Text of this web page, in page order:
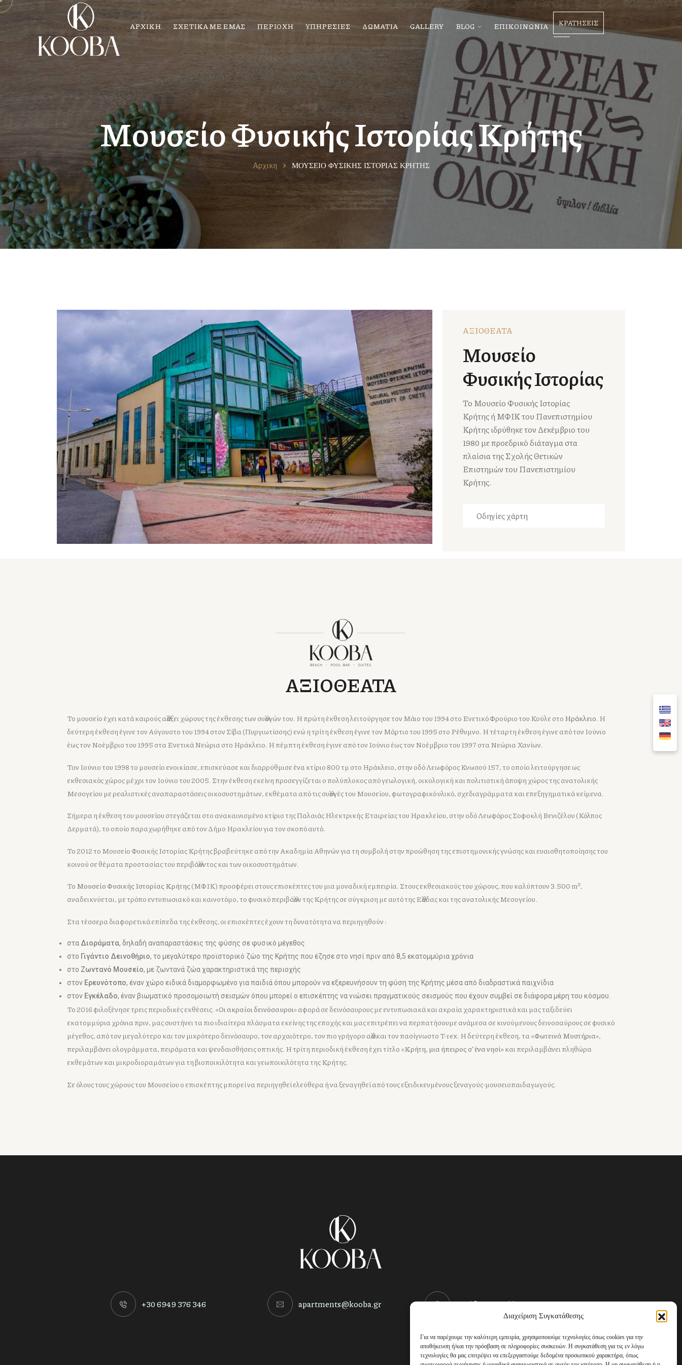
Διαχείριση Συγκατάθεσης
Για να παρέχουμε την καλύτερη εμπειρία, χρησιμοποιούμε τεχνολογίες όπως cookies για την
αποθήκευση ή/και την πρόσβαση σε πληροφορίες συσκευών. Η συγκατάθεση για τις εν λόγω
τεχνολογίες θα μας επιτρέψει να επεξεργαστούμε δεδομένα προσωπικού χαρακτήρα, όπως
ΑΡΧΙΚΗ ΣΧΕΤΙΚΑ ΜΕ ΕΜΑΣ ΠΕΡΙΟΧΗ ΥΠΗΡΕΣΙΕΣ ΔΩΜΑΤΙΑ GALLERY BLOG ΕΠΙΚΟΙΝΩΝΙΑ ΚΡΑΤΗΣΕΙΣ
Μουσείο Φυσικής Ιστορίας Κρήτης
Αρχικη ΜΟΥΣΕΙΟ ΦΥΣΙΚΗΣ ΙΣΤΟΡΙΑΣ ΚΡΗΤΗΣ
ΑΞΙΟΘΕΑΤΑ
Μουσείο
Φυσικής Ιστορίας
Το Μουσείο Φυσικής Ιστορίας
Κρήτης ή ΜΦΙΚ του Πανεπιστημίου
Κρήτης ιδρύθηκε τον Δεκέμβριο του
1980 με προεδρικό διάταγμα στα
πλαίσια της Σχολής Θετικών
Επιστημών του Πανεπιστημίου
Κρήτης.
Οδηγίες χάρτη
ΑΞΙΟΘΕΑΤΑ
Το μουσείο έχει κατά καιρούς αλλάξει χώρους της έκθεσης των συλλογών του. Η πρώτη έκθεση λειτούργησε τον Μάιο του 1994 στο Ενετικό Φρούριο του Κούλε στο Ηράκλειο. Η
δεύτερη έκθεση έγινε τον Αύγουστο του 1994 στον Σίβα (Πυργιωτίσσης) ενώ η τρίτη έκθεση έγινε τον Μάρτιο του 1995 στο Ρέθυμνο. Η τέταρτη έκθεση έγινε από τον Ιούνιο
έως τον Νοέμβριο του 1995 στα Ενετικά Νεώρια στο Ηράκλειο. Η πέμπτη έκθεση έγινε από τον Ιούνιο έως τον Νοέμβριο του 1997 στα Νεώρια Χανίων.
Τον Ιούνιο του 1998 το μουσείο ενοικίασε, επισκεύασε και διαρρύθμισε ένα κτίριο 800 τμ στο Ηράκλειο, στην οδό Λεωφόρος Κνωσού 157, το οποίο λειτούργησε ως
εκθεσιακός χώρος μέχρι τον Ιούνιο του 2005. Στην έκθεση εκείνη προσεγγίζεται ο πολύπλοκος από γεωλογική, οικολογική και πολιτιστική άποψη χώρος της ανατολικής
Μεσογείου με ρεαλιστικές αναπαραστάσεις οικοσυστημάτων, εκθέματα από τις συλλογές του Μουσείου, φωτογραφικό υλικό, σχεδιαγράμματα και επεξηγηματικά κείμενα.
Σήμερα η έκθεση του μουσείου στεγάζεται στο ανακαινισμένο κτίριο της Παλαιάς Ηλεκτρικής Εταιρείας του Ηρακλείου, στην οδό Λεωφόρος Σοφοκλή Βενιζέλου (Κόλπος
Δερματά), το οποίο παραχωρήθηκε από τον Δήμο Ηρακλείου για τον σκοπό αυτό.
Το 2012 το Μουσείο Φυσικής Ιστορίας Κρήτης βραβεύτηκε από την Ακαδημία Αθηνών για τη συμβολή στην προώθηση της επιστημονικής γνώσης και ευαισθητοποίησης του
κοινού σε θέματα προστασίας του περιβάλλοντος και των οικοσυστημάτων.
Το Μουσείο Φυσικής Ιστορίας Κρήτης (ΜΦΙΚ) προσφέρει στους επισκέπτες του μια μοναδική εμπειρία. Στους εκθεσιακούς του χώρους, που καλύπτουν 3.500 m2,
αναδεικνύεται, με τρόπο εντυπωσιακό και καινοτόμο, το φυσικό περιβάλλον της Κρήτης σε σύγκριση με αυτό της Ελλάδας και της ανατολικής Μεσογείου.
Στα τέσσερα διαφορετικά επίπεδα της έκθεσης, οι επισκέπτες έχουν τη δυνατότητα να περιηγηθούν :
στα Διοράματα, δηλαδή αναπαραστάσεις της φύσης σε φυσικό μέγεθος
στο Γιγάντιο Δεινοθήριο, το μεγαλύτερο προϊστορικό ζώο της Κρήτης που έζησε στο νησί πριν από 8,5 εκατομμύρια χρόνια
στο Ζωντανό Μουσείο, με ζωντανά ζώα χαρακτηριστικά της περιοχής
στον Ερευνότοπο, έναν χώρο ειδικά διαμορφωμένο για παιδιά όπου μπορούν να εξερευνήσουν τη φύση της Κρήτης μέσα από διαδραστικά παιχνίδια
στον Εγκέλαδο, έναν βιωματικό προσομοιωτή σεισμών όπου μπορεί ο επισκέπτης να νιώσει πραγματικούς σεισμούς που έχουν συμβεί σε διάφορα μέρη του κόσμου.
Το 2016 φιλοξένησε τρεις περιοδικές εκθέσεις. «Οι ακραίοι δεινόσαυροι» αφορά σε δεινόσαυρους με εντυπωσιακά και ακραία χαρακτηριστικά και μας ταξιδεύει
εκατομμύρια χρόνια πριν, μας συστήνει τα πιο ιδιαίτερα πλάσματα εκείνης της εποχής και μας επιτρέπει να περπατήσουμε ανάμεσα σε κινούμενους δεινοσαύρους σε φυσικό
μέγεθος, από τον μεγαλύτερο και τον μικρότερο δεινόσαυρο, τον αρχαιότερο, τον πιο γρήγορο αλλά και τον πασίγνωστο T-rex. Η δεύτερη έκθεση, τα «Φωτεινά Μυστήρια»,
περιλαμβάνει ολογράμματα, πειράματα και ψευδαισθήσεις οπτικής. Η τρίτη περιοδική έκθεση έχει τίτλο «Κρήτη, μια ήπειρος σ’ ένα νησί»και περιλαμβάνει πληθώρα
εκθεμάτων και μικροδιοραμάτων για τη βιοποικιλότητα και γεωποικιλότητα της Κρήτης.
Σε όλους τους χώρους του Μουσείου ο επισκέπτης μπορεί να περιηγηθεί ελεύθερα ή να ξεναγηθεί από τους εξειδικευμένους ξεναγούς-μουσειοπαιδαγωγούς.
+30 6949 376 346 apartments@kooba.gr Αριάδνης 13, Γάζι